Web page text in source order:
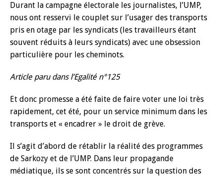
Durant la campagne électorale les journalistes, l’UMP,
nous ont resservi le couplet sur l’usager des transports
pris en otage par les syndicats (les travailleurs étant
souvent réduits à leurs syndicats) avec une obsession
particulière pour les cheminots.
Article paru dans l’Egalité n°125
Et donc promesse a été faite de faire voter une loi très
rapidement, cet été, pour un service minimum dans les
transports et « encadrer » le droit de grève.
Il s’agit d’abord de rétablir la réalité des programmes
de Sarkozy et de l’UMP. Dans leur propagande
médiatique, ils se sont concentrés sur la question des